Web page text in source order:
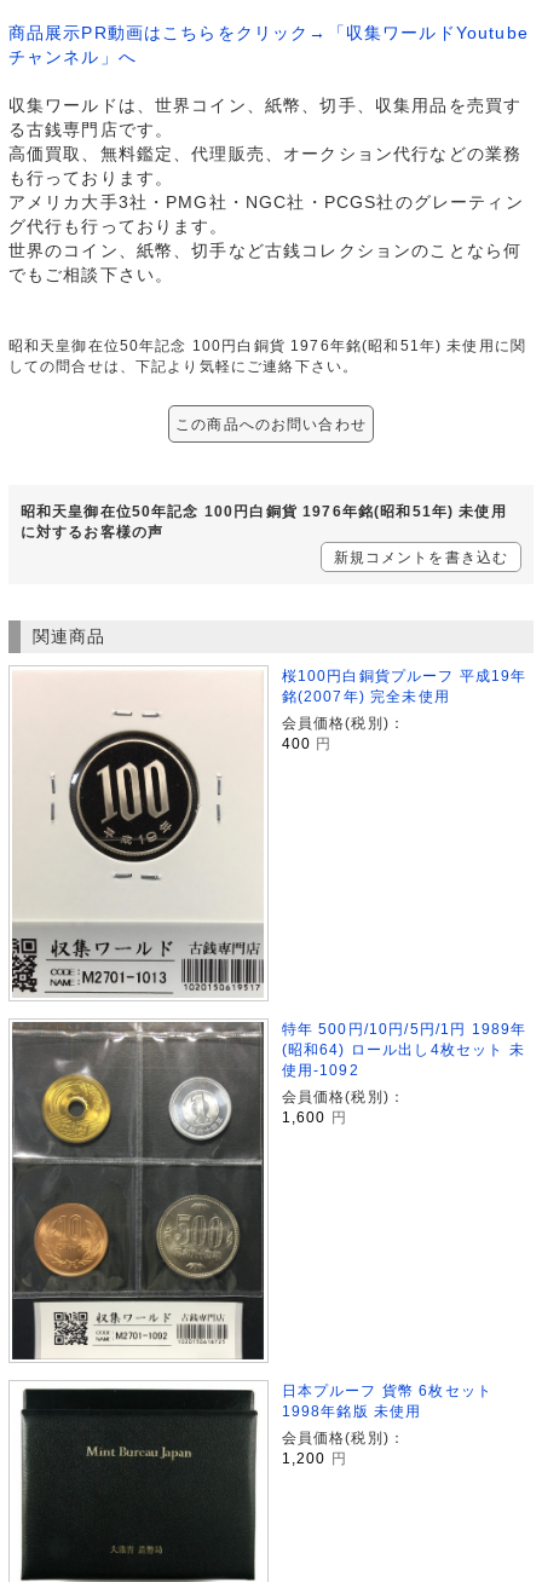
商品展示PR動画はこちらをクリック→「収集ワールドYoutube
チャンネル」へ
収集ワールドは、世界コイン、紙幣、切手、収集用品を売買す
る古銭専門店です。
高価買取、無料鑑定、代理販売、オークション代行などの業務
も行っております。
アメリカ大手3社・PMG社・NGC社・PCGS社のグレーティン
グ代行も行っております。
世界のコイン、紙幣、切手など古銭コレクションのことなら何
でもご相談下さい。
昭和天皇御在位50年記念 100円白銅貨 1976年銘(昭和51年) 未使用に関
しての問合せは、下記より気軽にご連絡下さい。
この商品へのお問い合わせ
昭和天皇御在位50年記念 100円白銅貨 1976年銘(昭和51年) 未使用
に対するお客様の声
新規コメントを書き込む
関連商品
桜100円白銅貨プルーフ 平成19年
銘(2007年) 完全未使用
会員価格(税別)：
400 円
特年 500円/10円/5円/1円 1989年
(昭和64) ロール出し4枚セット 未
使用-1092
会員価格(税別)：
1,600
円
日本プルーフ 貨幣 6枚セット
1998年銘版 未使用
会員価格(税別)：
1,200 円